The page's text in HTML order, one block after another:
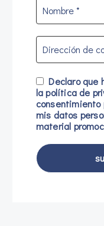
Declaro que
lapolítica de
mis datos
material